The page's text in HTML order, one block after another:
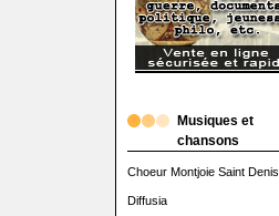
Musiques et
chansons
Choeur Montjoie Saint Denis
Diffusia